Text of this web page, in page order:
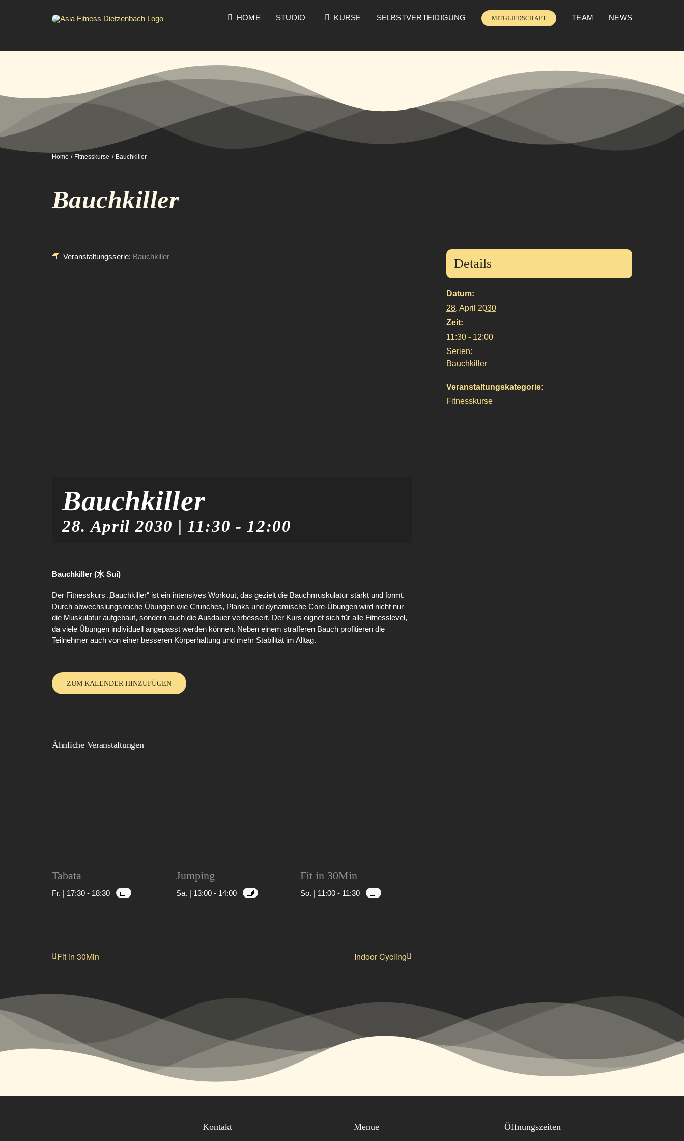
HOME STUDIO KURSE SELBSTVERTEIDIGUNG MITGLIEDSCHAFT TEAM NEWS
Home Fitnesskurse Bauchkiller
Bauchkiller
Veranstaltungsserie: Bauchkiller
Bauchkiller
28. April 2030 | 11:30 - 12:00
Bauchkiller (水 Sui)
Der Fitnesskurs „Bauchkiller“ ist ein intensives Workout, das gezielt die Bauchmuskulatur stärkt und formt.
Durch abwechslungsreiche Übungen wie Crunches, Planks und dynamische Core-Übungen wird nicht nur
die Muskulatur aufgebaut, sondern auch die Ausdauer verbessert. Der Kurs eignet sich für alle Fitnesslevel,
da viele Übungen individuell angepasst werden können. Neben einem strafferen Bauch profitieren die
Teilnehmer auch von einer besseren Körperhaltung und mehr Stabilität im Alltag.
ZUM KALENDER HINZUFÜGEN
Ähnliche Veranstaltungen
Tabata
Fr. | 17:30 - 18:30
Jumping
Sa. | 13:00 - 14:00
Fit in 30Min
So. | 11:00 - 11:30
Fit in 30Min Indoor Cycling
Details
Datum:
28. April 2030
Zeit:
11:30 - 12:00
Serien:
Bauchkiller
Veranstaltungskategorie:
Fitnesskurse
Kontakt Menue Öffnungszeiten